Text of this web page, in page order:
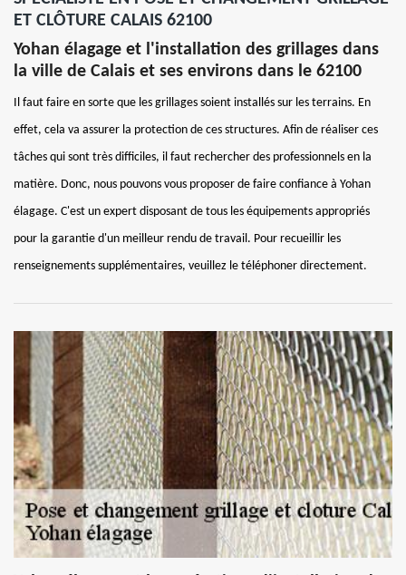
ET CLÔTURE CALAIS 62100
Yohan élagage et l'installation des grillages dans
la ville de Calais et ses environs dans le 62100
Il faut faire en sorte que les grillages soient installés sur les terrains. En
effet, cela va assurer la protection de ces structures. Afin de réaliser ces
tâches qui sont très difficiles, il faut rechercher des professionnels en la
matière. Donc, nous pouvons vous proposer de faire confiance à Yohan
élagage. C'est un expert disposant de tous les équipements appropriés
pour la garantie d'un meilleur rendu de travail. Pour recueillir les
renseignements supplémentaires, veuillez le téléphoner directement.